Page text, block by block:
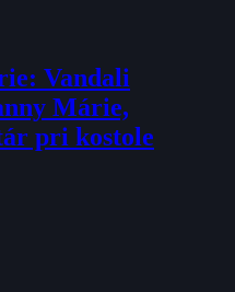
Vandali
Márie,
pri kostole